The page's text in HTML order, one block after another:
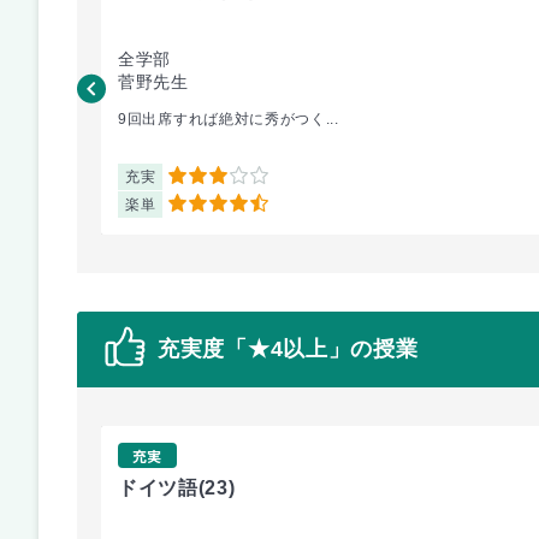
全学部
菅野先生
9回出席すれば絶対に秀がつく...
充実 3
楽単 4.5
充実度「★4以上」の授業
充実
ドイツ語(23)